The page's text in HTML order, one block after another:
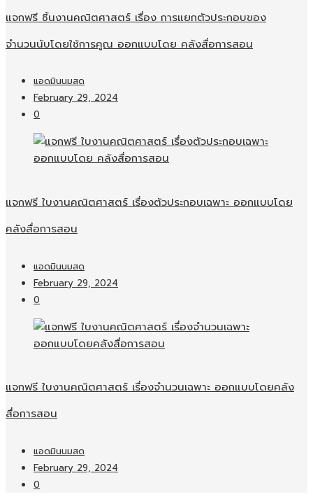
แจกฟรี ชิ้นงานคณิตศาสตร์ เรื่อง การแยกตัวประกอบของ
จำนวนนับโดยใช้การคูณ ออกแบบโดย คลังสื่อการสอน
แอดมินนมสด
February 29, 2024
0
แจกฟรี ใบงานคณิตศาสตร์ เรื่องตัวประกอบเฉพาะ ออกแบบโดย
คลังสื่อการสอน
แอดมินนมสด
February 29, 2024
0
แจกฟรี ใบงานคณิตศาสตร์ เรื่องจำนวนเฉพาะ ออกแบบโดยคลัง
สื่อการสอน
แอดมินนมสด
February 29, 2024
0